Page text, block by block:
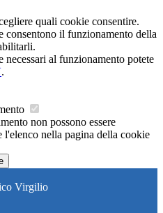
quali cookie consentire.
consentono il funzionamento della
al funzionamento potete
.
non possono essere
nella pagina della cookie
Virgilio